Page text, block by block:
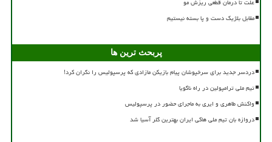
مقابل بلژیک دست و پا بسته نیستیم
پربحث ترین ها
دردسر جدید برای سرخپوشان پیام بازیکن مازادی که پرسپولیس را نگران کرد!
تیم ملی ترامپولین در راه ناگویا
واکنش طاهری و ایری به ماجرای حضور در پرسپولیس
دروازه بان تیم ملی هاکی ایران بهترین گلر آسیا شد